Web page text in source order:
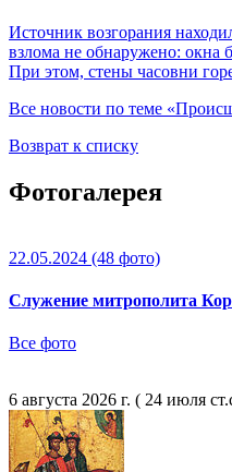
Источник возгорания
взлома не обнаружено: окна
При этом, стены часовни
Все новости по теме
Возврат к списку
Фотогалерея
22.05.2024 (48 фото)
Служение митрополита
Все фото
6 августа 2026 г. ( 24 июля